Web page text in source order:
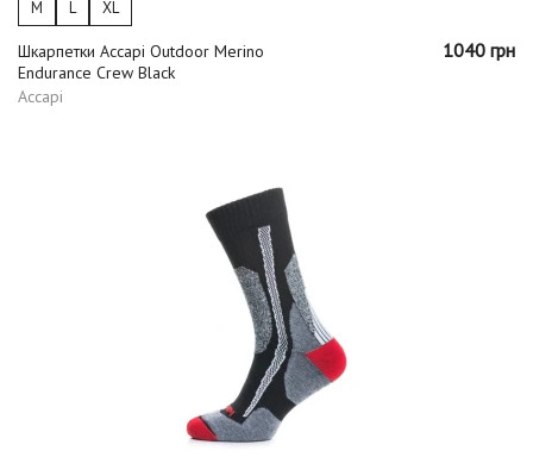
M L XL
Шкарпетки Accapi Outdoor Merino
Endurance Crew Black
Accapi
1040 грн